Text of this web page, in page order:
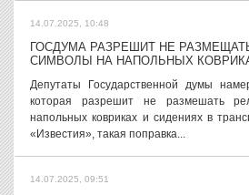
14.07.2025, 10:48
ГОСДУМА РАЗРЕШИТ НЕ
СИМВОЛЫ НА НАПОЛЬНЫХ
Депутаты Государственной думы
которая разрешит не размешать
напольных ковриках и сидениях в
«Известия», такая поправка...
14.07.2025, 09:51